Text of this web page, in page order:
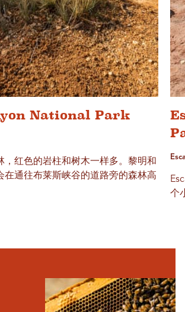
National Park
，红色的岩柱和树木一样多。黎明和
在通往布莱斯峡谷的道路旁的森林高
个